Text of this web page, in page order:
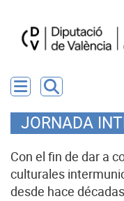
JORNADA
Con el fin de dar a
culturales
desde hace